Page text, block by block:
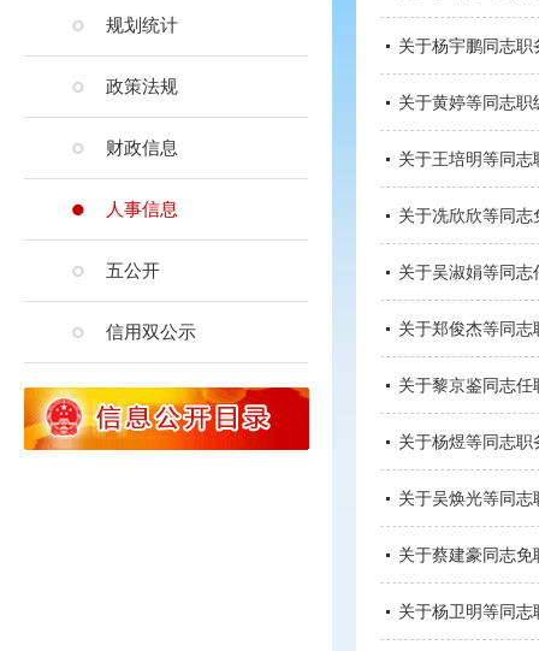
规划统计
政策法规
财政信息
人事信息
五公开
信用双公示
关于杨宇鹏同志职
关于黄婷等同志职
关于王培明等同志
关于冼欣欣等同志
关于吴淑娟等同志
关于郑俊杰等同
关于黎京鉴同志任
关于杨煜等同志
关于吴焕光等同
关于蔡建豪同志免
关于杨卫明等同